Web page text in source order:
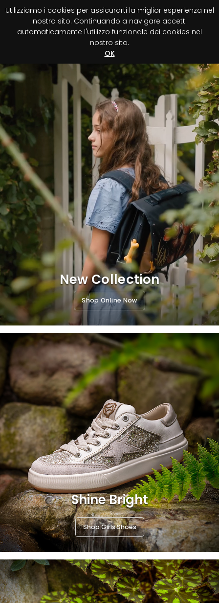
0
Registra acquisto Scopri vantaggi!
New Collection
Shop Online Now
Shine Bright
Shop Girls Shoes
Utilizziamo i cookies per assicurarti la miglior esperienza nel
nostro sito. Continuando a navigare accetti
automaticamente l'utilizzo funzionale dei cookies nel
nostro sito.
OK